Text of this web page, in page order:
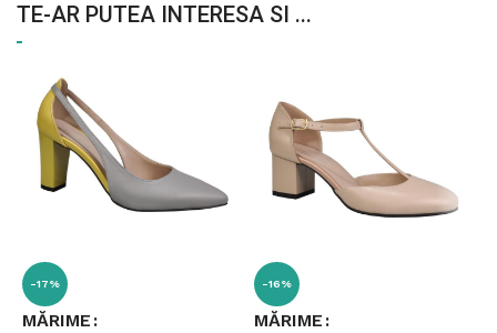
TE-AR PUTEA INTERESA SI ...
-17%
MĂRIME
-16%
MĂRIME